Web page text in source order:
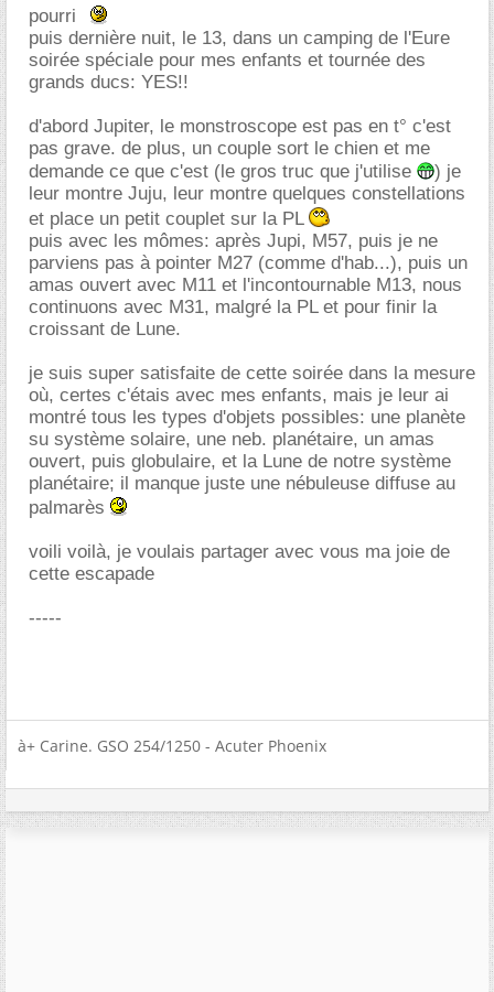
pourri
puis dernière nuit, le 13, dans un camping de l'Eure
soirée spéciale pour mes enfants et tournée des
grands ducs: YES!!
d'abord Jupiter, le monstroscope est pas en t° c'est
pas grave. de plus, un couple sort le chien et me
demande ce que c'est (le gros truc que j'utilise
) je
leur montre Juju, leur montre quelques constellations
et place un petit couplet sur la PL
puis avec les mômes: après Jupi, M57, puis je ne
parviens pas à pointer M27 (comme d'hab...), puis un
amas ouvert avec M11 et l'incontournable M13, nous
continuons avec M31, malgré la PL et pour finir la
croissant de Lune.
je suis super satisfaite de cette soirée dans la mesure
où, certes c'étais avec mes enfants, mais je leur ai
montré tous les types d'objets possibles: une planète
su système solaire, une neb. planétaire, un amas
ouvert, puis globulaire, et la Lune de notre système
planétaire; il manque juste une nébuleuse diffuse au
palmarès
voili voilà, je voulais partager avec vous ma joie de
cette escapade
-----
à+ Carine. GSO 254/1250 - Acuter Phoenix